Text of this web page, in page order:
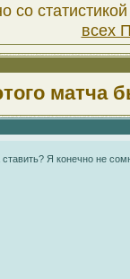
со
всех
матча
Я конечно не